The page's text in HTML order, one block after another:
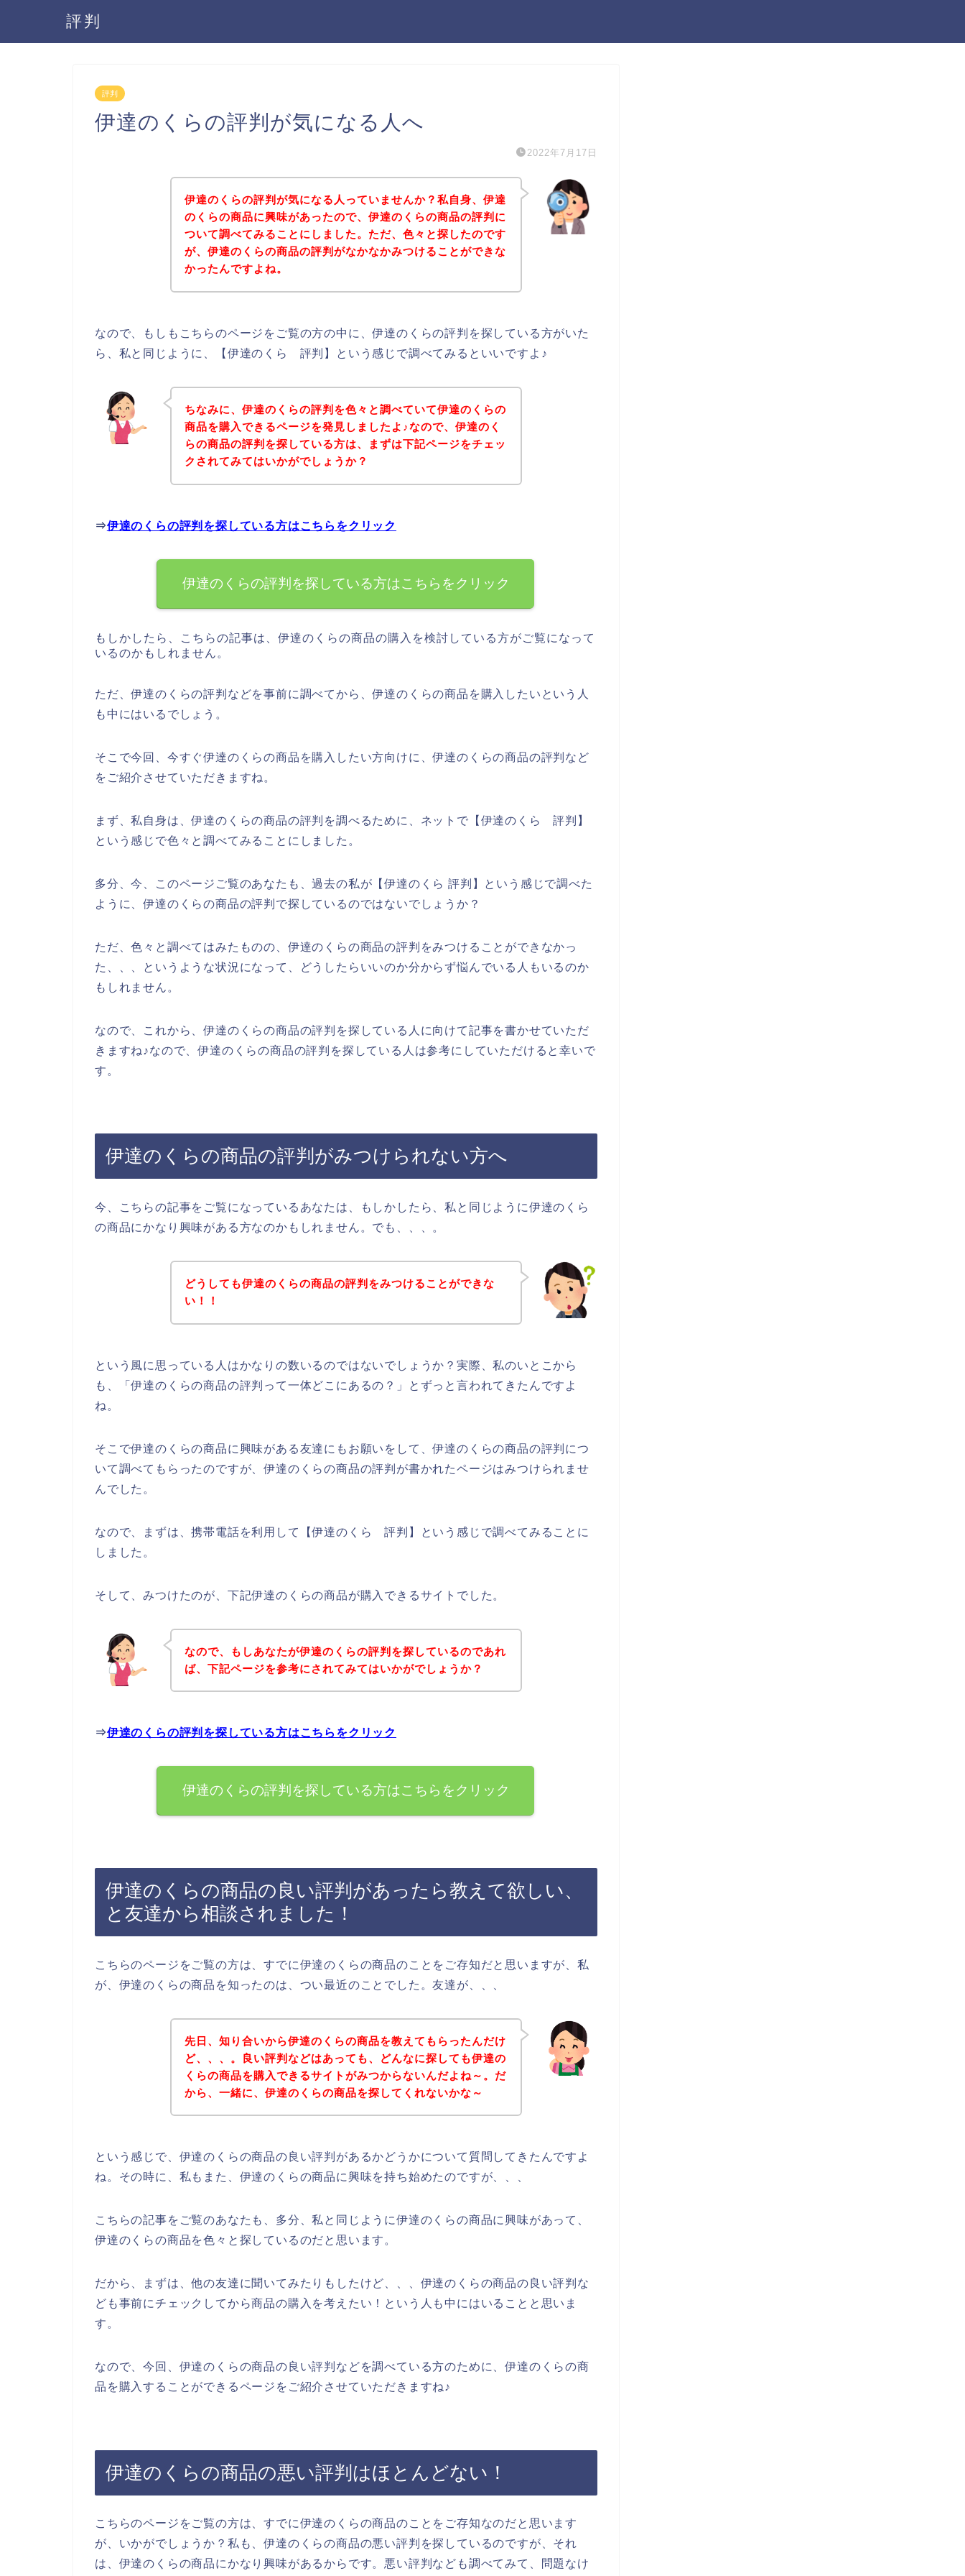
評判
評判
伊達のくらの評判が気になる人へ
2022年7月17日
伊達のくらの評判が気になる人っていませんか？私自身、伊達
のくらの商品に興味があったので、伊達のくらの商品の評判に
ついて調べてみることにしました。ただ、色々と探したのです
が、伊達のくらの商品の評判がなかなかみつけることができな
かったんですよね。
なので、もしもこちらのページをご覧の方の中に、伊達のくらの評判を探している方がいた
ら、私と同じように、【伊達のくら 評判】という感じで調べてみるといいですよ♪
ちなみに、伊達のくらの評判を色々と調べていて伊達のくらの
商品を購入できるページを発見しましたよ♪なので、伊達のく
らの商品の評判を探している方は、まずは下記ページをチェッ
クされてみてはいかがでしょうか？
⇒伊達のくらの評判を探している方はこちらをクリック
伊達のくらの評判を探している方はこちらをクリック
もしかしたら、こちらの記事は、伊達のくらの商品の購入を検討している方がご覧になって
いるのかもしれません。
ただ、伊達のくらの評判などを事前に調べてから、伊達のくらの商品を購入したいという人
も中にはいるでしょう。
そこで今回、今すぐ伊達のくらの商品を購入したい方向けに、伊達のくらの商品の評判など
をご紹介させていただきますね。
まず、私自身は、伊達のくらの商品の評判を調べるために、ネットで【伊達のくら 評判】
という感じで色々と調べてみることにしました。
多分、今、このページご覧のあなたも、過去の私が【伊達のくら 評判】という感じで調べた
ように、伊達のくらの商品の評判で探しているのではないでしょうか？
ただ、色々と調べてはみたものの、伊達のくらの商品の評判をみつけることができなかっ
た、、、というような状況になって、どうしたらいいのか分からず悩んでいる人もいるのか
もしれません。
なので、これから、伊達のくらの商品の評判を探している人に向けて記事を書かせていただ
きますね♪なので、伊達のくらの商品の評判を探している人は参考にしていただけると幸いで
す。
伊達のくらの商品の評判がみつけられない方へ
今、こちらの記事をご覧になっているあなたは、もしかしたら、私と同じように伊達のくら
の商品にかなり興味がある方なのかもしれません。でも、、、。
どうしても伊達のくらの商品の評判をみつけることができな
い！！
という風に思っている人はかなりの数いるのではないでしょうか？実際、私のいとこから
も、「伊達のくらの商品の評判って一体どこにあるの？」とずっと言われてきたんですよ
ね。
そこで伊達のくらの商品に興味がある友達にもお願いをして、伊達のくらの商品の評判につ
いて調べてもらったのですが、伊達のくらの商品の評判が書かれたページはみつけられませ
んでした。
なので、まずは、携帯電話を利用して【伊達のくら 評判】という感じで調べてみることに
しました。
そして、みつけたのが、下記伊達のくらの商品が購入できるサイトでした。
なので、もしあなたが伊達のくらの評判を探しているのであれ
ば、下記ページを参考にされてみてはいかがでしょうか？
⇒伊達のくらの評判を探している方はこちらをクリック
伊達のくらの評判を探している方はこちらをクリック
伊達のくらの商品の良い評判があったら教えて欲しい、
と友達から相談されました！
こちらのページをご覧の方は、すでに伊達のくらの商品のことをご存知だと思いますが、私
が、伊達のくらの商品を知ったのは、つい最近のことでした。友達が、、、
先日、知り合いから伊達のくらの商品を教えてもらったんだけ
ど、、、。良い評判などはあっても、どんなに探しても伊達の
くらの商品を購入できるサイトがみつからないんだよね～。だ
から、一緒に、伊達のくらの商品を探してくれないかな～
という感じで、伊達のくらの商品の良い評判があるかどうかについて質問してきたんですよ
ね。その時に、私もまた、伊達のくらの商品に興味を持ち始めたのですが、、、
こちらの記事をご覧のあなたも、多分、私と同じように伊達のくらの商品に興味があって、
伊達のくらの商品を色々と探しているのだと思います。
だから、まずは、他の友達に聞いてみたりもしたけど、、、伊達のくらの商品の良い評判な
ども事前にチェックしてから商品の購入を考えたい！という人も中にはいることと思いま
す。
なので、今回、伊達のくらの商品の良い評判などを調べている方のために、伊達のくらの商
品を購入することができるページをご紹介させていただきますね♪
伊達のくらの商品の悪い評判はほとんどない！
こちらのページをご覧の方は、すでに伊達のくらの商品のことをご存知なのだと思います
が、いかがでしょうか？私も、伊達のくらの商品の悪い評判を探しているのですが、それ
は、伊達のくらの商品にかなり興味があるからです。悪い評判なども調べてみて、問題なけ